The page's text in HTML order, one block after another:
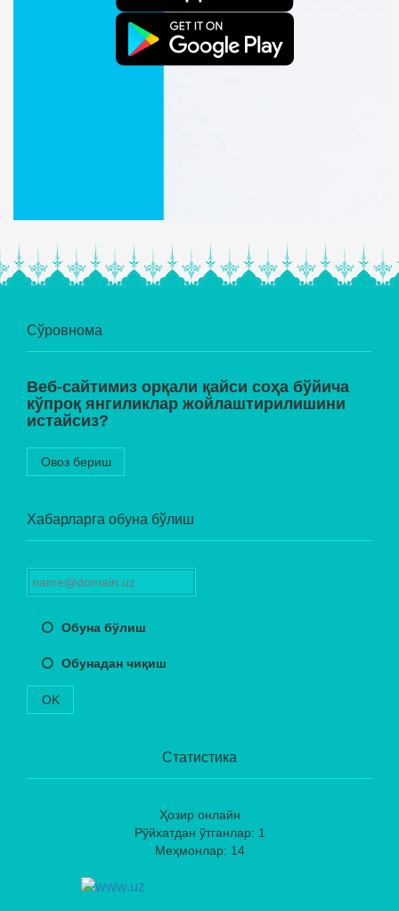
Сўровнома
Веб-сайтимиз орқали қайси соҳа бўйича
кўпроқ янгиликлар жойлаштирилишини
истайсиз?
Овоз бериш
Хабарларга обуна бўлиш
Обуна бўлиш
Обунадан чиқиш
OK
Статистика
Ҳозир онлайн
Рўйхатдан ўтганлар: 1
Меҳмонлар: 14